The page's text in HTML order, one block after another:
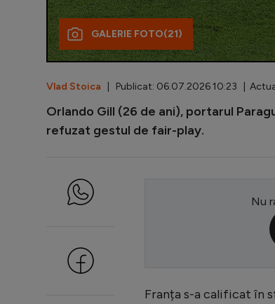
GALERIE FOTO(21)
Vlad Stoica | Publicat: 06.07.2026 10:23 |
Orlando Gill (26 de ani), portarul
refuzat gestul de fair-play.
Nu
Franța s-a calificat în